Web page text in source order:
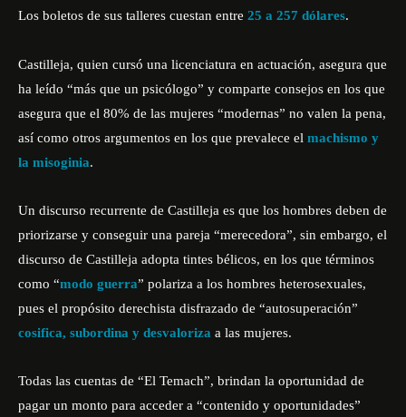
Los boletos de sus talleres cuestan entre 25 a 257 dólares.
Castilleja, quien cursó una licenciatura en actuación, asegura que
ha leído “más que un psicólogo” y comparte consejos en los que
asegura que el 80% de las mujeres “modernas” no valen la pena,
así como otros argumentos en los que prevalece el machismo y
la misoginia.
Un discurso recurrente de Castilleja es que los hombres deben de
priorizarse y conseguir una pareja “merecedora”, sin embargo, el
discurso de Castilleja adopta tintes bélicos, en los que términos
como “modo guerra” polariza a los hombres heterosexuales,
pues el propósito derechista disfrazado de “autosuperación”
cosifica, subordina y desvaloriza a las mujeres.
Todas las cuentas de “El Temach”, brindan la oportunidad de
pagar un monto para acceder a “contenido y oportunidades”